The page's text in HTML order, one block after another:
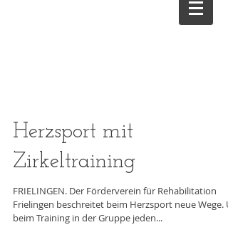
Herzsport mit
Zirkeltraining
FRIELINGEN. Der Förderverein für Rehabilitation
Frielingen beschreitet beim Herzsport neue Wege.
beim Training in der Gruppe jeden...